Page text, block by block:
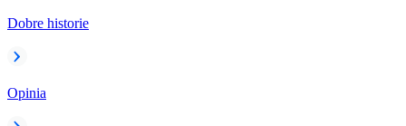
Dobre historie
Opinia